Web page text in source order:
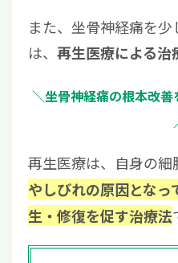
また、坐骨神経痛を
は、 再生医療による治
＼坐骨神経痛の根本改
再生医療は、自身の細
やしびれの原因とな
生・修復を促す治療法